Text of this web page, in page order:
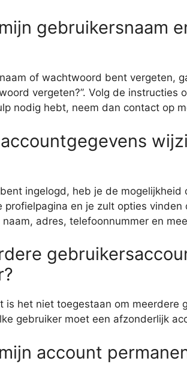
gebruikersnaam
of wachtwoord bent vergeten,
vergeten?”. Volg de instructies
nodig hebt, neem dan contact op
ingelogd, heb je de mogelijkheid
profielpagina en je zult opties
adres, telefoonnummer en
is het niet toegestaan om meerdere
gebruiker moet een afzonderlijk
account